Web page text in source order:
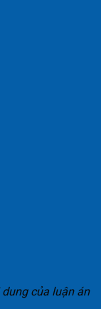
của luận án